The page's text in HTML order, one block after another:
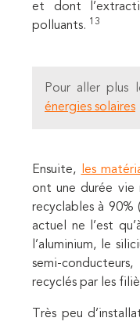
et dont
polluants. 13
Pour aller plus
énergies solaires
Ensuite, les
ont une durée vie
recyclables à 90%
actuel ne l’est
l’aluminium, le
semi-
recyclés par les
Très peu